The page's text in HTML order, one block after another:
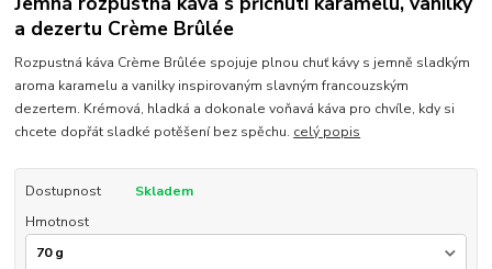
a dezertu Crème Brûlée
Rozpustná káva Crème Brûlée spojuje plnou chuť kávy s jemně sladkým
aroma karamelu a vanilky inspirovaným slavným francouzským
dezertem. Krémová, hladká a dokonale voňavá káva pro chvíle, kdy si
chcete dopřát sladké potěšení bez spěchu. celý popis
Dostupnost
Skladem
Hmotnost